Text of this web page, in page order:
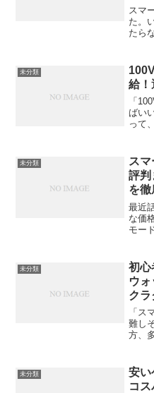
スマ
た。
たら
に置
して
未分類
給！
「
ばい
って
ノー
充電
未分類
ス
評判
を徹
最近
な価
モー
ーの
X21
未分類
初心
ウ
クラ
「ス
難し
方、
康管
利さ
未分類
安い
コ